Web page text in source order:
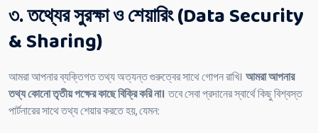
৩. তথ্যের সুরক্ষা ও শেয়ারিং (Data Security
& Sharing)
আমরা আপনার ব্যক্তিগত তথ্য অত্যন্ত গুরুত্বের সাথে গোপন রাখি। আমরা আপনার
তথ্য কোনো তৃতীয় পক্ষের কাছে বিক্রি করি না। তবে সেবা প্রদানের স্বার্থে কিছু বিশ্বস্ত
পার্টনারের সাথে তথ্য শেয়ার করতে হয়, যেমন: